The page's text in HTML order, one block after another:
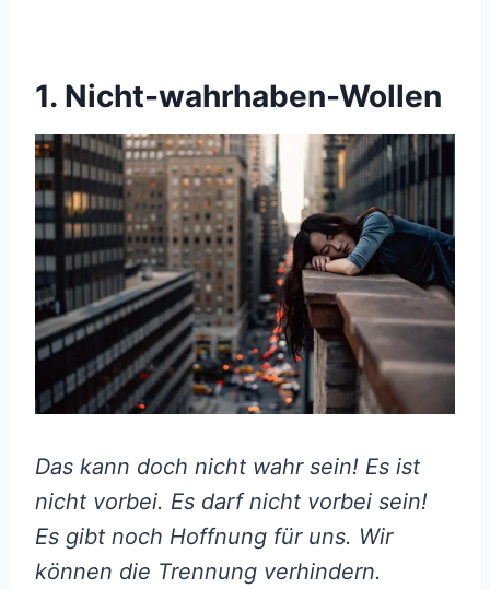
1. Nicht-wahrhaben-Wollen
Das kann doch nicht wahr sein! Es ist
nicht vorbei. Es darf nicht vorbei sein!
Es gibt noch Hoffnung für uns. Wir
können die Trennung verhindern.